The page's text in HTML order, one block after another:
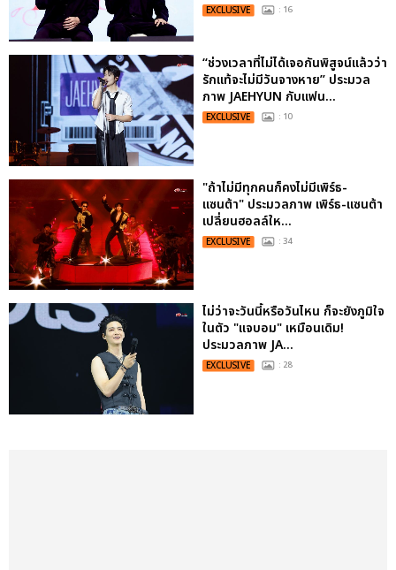
EXCLUSIVE : 16
“ช่วงเวลาที่ไม่ได้เจอกันพิสูจน์แล้วว่า
รักแท้จะไม่มีวันจางหาย” ประมวล
ภาพ JAEHYUN กับแฟน...
EXCLUSIVE : 10
"ถ้าไม่มีทุกคนก็คงไม่มีเพิร์ธ-
แซนต้า" ประมวลภาพ เพิร์ธ-แซนต้า
เปลี่ยนฮอลล์ให...
EXCLUSIVE : 34
ไม่ว่าจะวันนี้หรือวันไหน ก็จะยังภูมิใจ
ในตัว "แจบอม" เหมือนเดิม!
ประมวลภาพ JA...
EXCLUSIVE : 28